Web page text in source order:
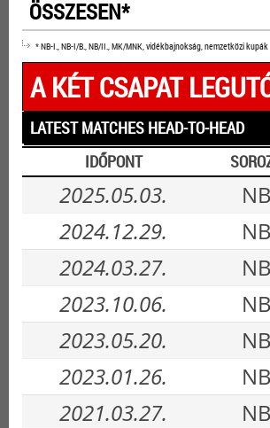
ÖSSZESEN*
* NB-I., NB-I/B., NB/II., MK/MNK, vidékbajnokság, nemzetközi kupák
A KÉT CSAPAT
LATEST MATCHES HEAD-TO-HEAD
IDŐPONT
2025.05.03.
2024.12.29.
2024.03.27.
2023.10.06.
2023.05.20.
2023.01.26.
2021.03.27.